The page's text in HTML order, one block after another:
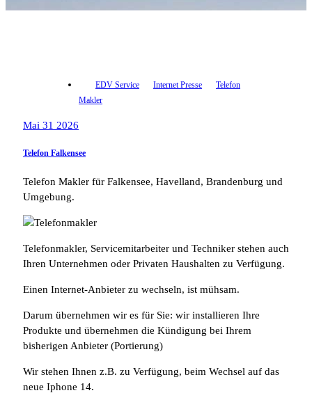
EDV Service Internet Presse
Telefon
Makler
Mai 31 2026
Telefon Falkensee
Telefon Makler für Falkensee, Havelland, Brandenburg und
Umgebung.
Telefonmakler, Servicemitarbeiter und Techniker stehen auch
Ihren Unternehmen oder Privaten Haushalten zu Verfügung.
Einen Internet-Anbieter zu wechseln, ist mühsam.
Darum übernehmen wir es für Sie: wir installieren Ihre
Produkte und übernehmen die Kündigung bei Ihrem
bisherigen Anbieter (Portierung)
Wir stehen Ihnen z.B. zu Verfügung, beim Wechsel auf das
neue Iphone 14.